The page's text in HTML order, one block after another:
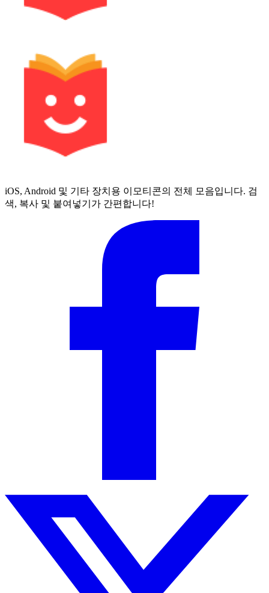
iOS, Android 및 기타 장치용 이모티콘의 전체 모음입니다. 검
색, 복사 및 붙여넣기가 간편합니다!